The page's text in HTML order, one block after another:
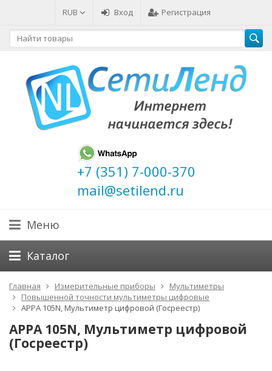
RUB Вход Регистрация
+7 (351) 7-000-370
mail@setilend.ru
Меню
Каталог
Главная Измерительные приборы
Мультиметры
Повышенной точности мультиметры цифровые
APPA 105N, Мультиметр цифровой (Госреестр)
APPA 105N, Мультиметр цифровой
(Госреестр)